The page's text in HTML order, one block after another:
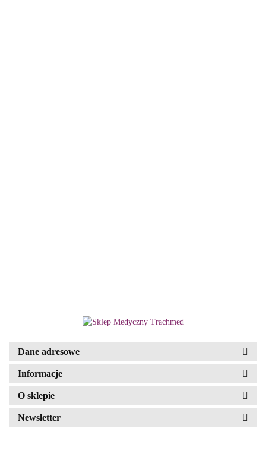
Dane adresowe
Informacje
O sklepie
Newsletter